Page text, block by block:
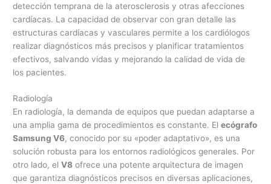
detección temprana de la aterosclerosis y otras afecciones
cardíacas. La capacidad de observar con gran detalle las
estructuras cardíacas y vasculares permite a los cardiólogos
realizar diagnósticos más precisos y planificar tratamientos
efectivos, salvando vidas y mejorando la calidad de vida de
los pacientes.
Radiología
En radiología, la demanda de equipos que puedan adaptarse a
una amplia gama de procedimientos es constante. Elecógrafo
Samsung V6, conocido por su «poder adaptativo», es una
solución robusta para los entornos radiológicos generales. Por
otro lado, elV8 ofrece una potente arquitectura de imagen
que garantiza diagnósticos precisos en diversas aplicaciones,